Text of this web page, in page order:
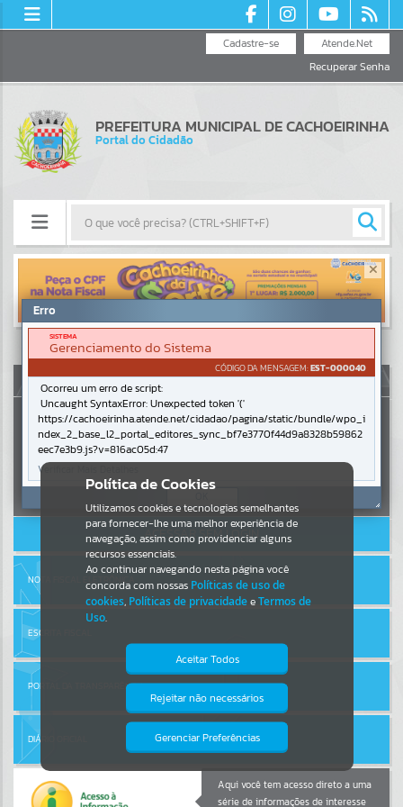
Atende.Net
Cadastre-se
Recuperar Senha
PREFEITURA MUNICIPAL DE CACHOEIRINHA
Portal do Cidadão
Resultados para""
Portais
Por favor, aguarde...
NOTÍCIAS
Por favor, aguarde...
Por favor, aguarde...
SERVIÇOS
Por favor, aguarde...
PÁGINAS
AUTOATENDIMENTO
ACESSAR SEM LOGIN
NOTA FISCAL ELETRÔNICA
ESCRITA FISCAL
PORTAL DA TRANSPARÊNCIA
DIÁRIO OFICIAL
Aqui você tem acesso direto a uma
série de informações de interesse
Política de Cookies
Utilizamos cookies e tecnologias semelhantes
para fornecer-lhe uma melhor experiência de
navegação, assim como providenciar alguns
recursos essenciais.
Ao continuar navegando nesta página você
concorda com nossas Políticas de uso de
cookies, Políticas de privacidadeeTermos de
Uso.
Aceitar Todos
Rejeitar não necessários
Gerenciar Preferências
Isto significa que diversos recursos
providenciados poderão não estar
Erro
SISTEMA
Gerenciamento do Sistema
CÓDIGO DA MENSAGEM:EST-000040
Ocorreu um erro de script:
Uncaught SyntaxError: Unexpected token '('
https://cachoeirinha.atende.net/cidadao/pagina/static/bundle/wpo_i
ndex_2_base_l2_portal_editores_sync_bf7e3770f44d9a8328b59862
eec7e3b9.js?v=816ac05d:47
Verificar Mais Detalhes